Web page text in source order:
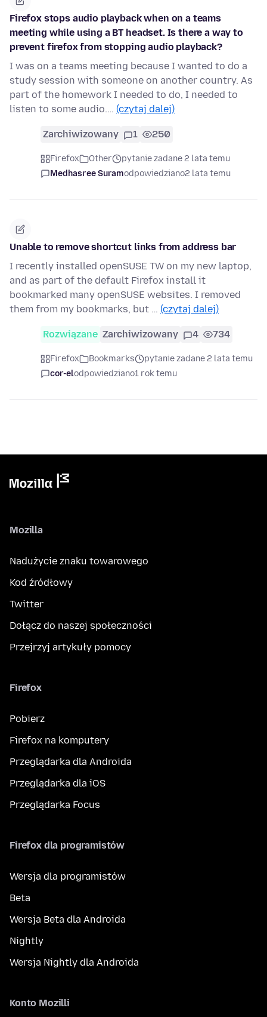
Firefox stops audio playback when on a teams
meeting while using a BT headset. Is there a way to
prevent firefox from stopping audio playback?
I was on a teams meeting because I wanted to do a
study session with someone on another country. As
part of the homework I needed to do, I needed to
listen to some audio.… (czytaj dalej)
Zarchiwizowany 1 250
Firefox Other
pytanie zadane 2 lata temu
Medhasree Suramodpowiedziano2 lata temu
Unable to remove shortcut links from address bar
I recently installed openSUSE TW on my new laptop,
and as part of the default Firefox install it
bookmarked many openSUSE websites. I removed
them from my bookmarks, but … (czytaj dalej)
Rozwiązane Zarchiwizowany 4 734
Firefox Bookmarks
pytanie zadane 2 lata temu
cor-elodpowiedziano1 rok temu
Mozilla
Nadużycie znaku towarowego
Kod źródłowy
Twitter
Dołącz do naszej społeczności
Przejrzyj artykuły pomocy
Firefox
Pobierz
Firefox na komputery
Przeglądarka dla Androida
Przeglądarka dla iOS
Przeglądarka Focus
Firefox dla programistów
Wersja dla programistów
Beta
Wersja Beta dla Androida
Nightly
Wersja Nightly dla Androida
Konto Mozilli